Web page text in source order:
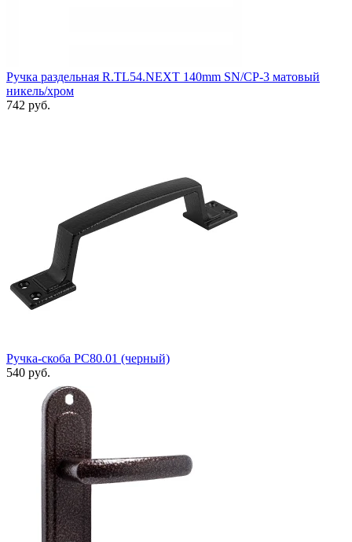
Ручка раздельная R.TL54.NEXT 140mm SN/CP-3 матовый
никель/хром
742 руб.
Ручка-скоба РС80.01 (черный)
540 руб.